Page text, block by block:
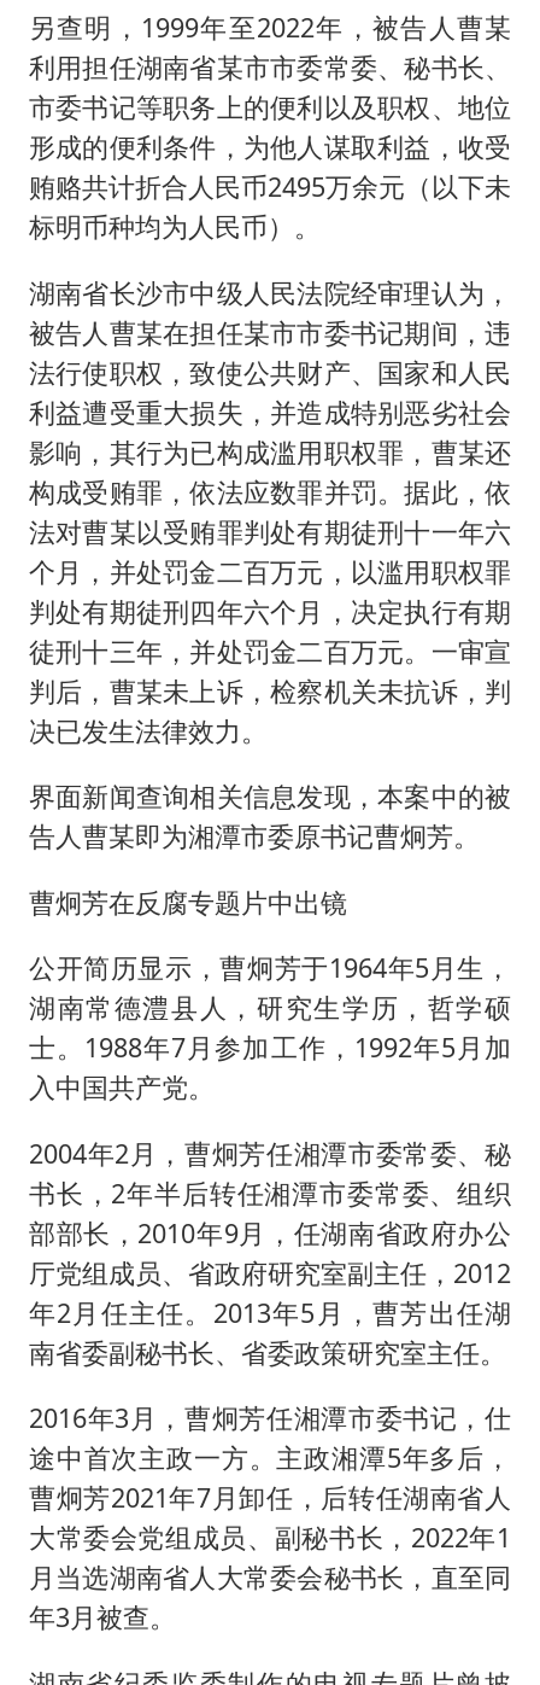
另查明，1999年至2022年，被告人曹某
利用担任湖南省某市市委常委、秘书长、
市委书记等职务上的便利以及职权、地位
形成的便利条件，为他人谋取利益，收受
贿赂共计折合人民币2495万余元（以下未
标明币种均为人民币）。
湖南省长沙市中级人民法院经审理认为，
被告人曹某在担任某市市委书记期间，违
法行使职权，致使公共财产、国家和人民
利益遭受重大损失，并造成特别恶劣社会
影响，其行为已构成滥用职权罪，曹某还
构成受贿罪，依法应数罪并罚。据此，依
法对曹某以受贿罪判处有期徒刑十一年六
个月，并处罚金二百万元，以滥用职权罪
判处有期徒刑四年六个月，决定执行有期
徒刑十三年，并处罚金二百万元。一审宣
判后，曹某未上诉，检察机关未抗诉，判
决已发生法律效力。
界面新闻查询相关信息发现，本案中的被
告人曹某即为湘潭市委原书记曹炯芳。
曹炯芳在反腐专题片中出镜
公开简历显示，曹炯芳于1964年5月生，
湖南常德澧县人，研究生学历，哲学硕
士。1988年7月参加工作，1992年5月加
入中国共产党。
2004年2月，曹炯芳任湘潭市委常委、秘
书长，2年半后转任湘潭市委常委、组织
部部长，2010年9月，任湖南省政府办公
厅党组成员、省政府研究室副主任，2012
年2月任主任。2013年5月，曹芳出任湖
南省委副秘书长、省委政策研究室主任。
2016年3月，曹炯芳任湘潭市委书记，仕
途中首次主政一方。主政湘潭5年多后，
曹炯芳2021年7月卸任，后转任湖南省人
大常委会党组成员、副秘书长，2022年1
月当选湖南省人大常委会秘书长，直至同
年3月被查。